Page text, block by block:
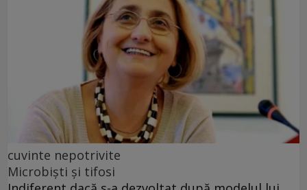
cuvinte nepotrivite
Microbiști și tifosi